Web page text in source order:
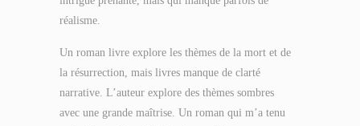
réalisme.
Un roman livre explore les thèmes de la mort et de
la résurrection, mais livres manque de clarté
narrative. L’auteur explore des thèmes sombres
avec une grande maîtrise. Un roman qui m’a tenu